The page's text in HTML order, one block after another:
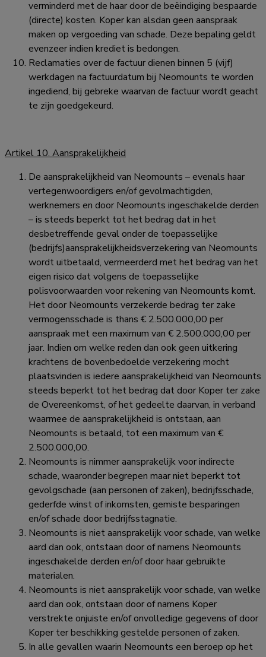
verminderd met de haar door de beëindiging bespaarde
(directe) kosten. Koper kan alsdan geen aanspraak
maken op vergoeding van schade. Deze bepaling geldt
evenzeer indien krediet is bedongen.
Reclamaties over de factuur dienen binnen 5 (vijf)
werkdagen na factuurdatum bij Neomounts te worden
ingediend, bij gebreke waarvan de factuur wordt geacht
te zijn goedgekeurd.
Artikel 10. Aansprakelijkheid
De aansprakelijkheid van Neomounts – evenals haar
vertegenwoordigers en/of gevolmachtigden,
werknemers en door Neomounts ingeschakelde derden
– is steeds beperkt tot het bedrag dat in het
desbetreffende geval onder de toepasselijke
(bedrijfs)aansprakelijkheidsverzekering van Neomounts
wordt uitbetaald, vermeerderd met het bedrag van het
eigen risico dat volgens de toepasselijke
polisvoorwaarden voor rekening van Neomounts komt.
Het door Neomounts verzekerde bedrag ter zake
vermogensschade is thans € 2.500.000,00 per
aanspraak met een maximum van € 2.500.000,00 per
jaar. Indien om welke reden dan ook geen uitkering
krachtens de bovenbedoelde verzekering mocht
plaatsvinden is iedere aansprakelijkheid van Neomounts
steeds beperkt tot het bedrag dat door Koper ter zake
de Overeenkomst, of het gedeelte daarvan, in verband
waarmee de aansprakelijkheid is ontstaan, aan
Neomounts is betaald, tot een maximum van €
2.500.000,00.
Neomounts is nimmer aansprakelijk voor indirecte
schade, waaronder begrepen maar niet beperkt tot
gevolgschade (aan personen of zaken), bedrijfsschade,
gederfde winst of inkomsten, gemiste besparingen
en/of schade door bedrijfsstagnatie.
Neomounts is niet aansprakelijk voor schade, van welke
aard dan ook, ontstaan door of namens Neomounts
ingeschakelde derden en/of door haar gebruikte
materialen.
Neomounts is niet aansprakelijk voor schade, van welke
aard dan ook, ontstaan door of namens Koper
verstrekte onjuiste en/of onvolledige gegevens of door
Koper ter beschikking gestelde personen of zaken.
In alle gevallen waarin Neomounts een beroep op het